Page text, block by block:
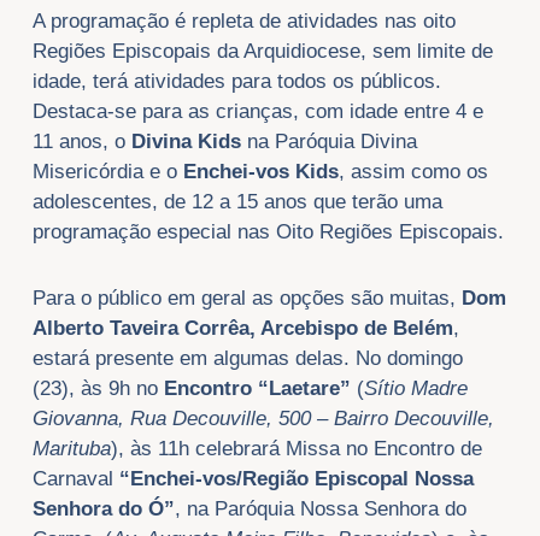
A programação é repleta de atividades nas oito
Regiões Episcopais da Arquidiocese, sem limite de
idade, terá atividades para todos os públicos.
Destaca-se para as crianças, com idade entre 4 e
11 anos, o Divina Kidsna Paróquia Divina
Misericórdia e o Enchei-vos Kids, assim como os
adolescentes, de 12 a 15 anos que terão uma
programação especial nas Oito Regiões Episcopais.
Para o público em geral as opções são muitas, Dom
Alberto Taveira Corrêa, Arcebispo de Belém,
estará presente em algumas delas. No domingo
(23), às 9h noEncontro “Laetare” (Sítio Madre
Giovanna, Rua Decouville, 500 – Bairro Decouville,
Marituba), às 11h celebrará Missa no Encontro de
Carnaval “Enchei-vos/Região Episcopal Nossa
Senhora do Ó”, na Paróquia Nossa Senhora do